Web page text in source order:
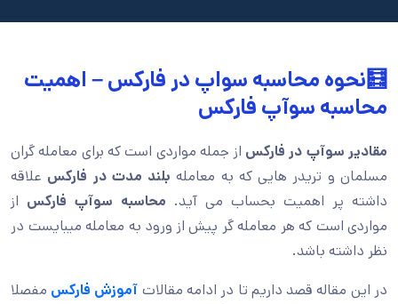
🧮نحوه محاسبه سواپ در فارکس – اهمیت
محاسبه سوآپ فارکس
مقادیر سوآپ در فارکس از جمله مواردی است که برای معامله گران
مسلمان و تریدر هایی که به معامله بلند مدت در فارکس علاقه
داشته پر اهمیت بحساب می آید. محاسبه سوآپ فارکس از
مواردی است که هر معامله گر پیش از ورود به معامله میبایست در
نظر داشته باشد.
در این مقاله قصد داریم تا در ادامه مقالات آموزش فارکس مفصلا